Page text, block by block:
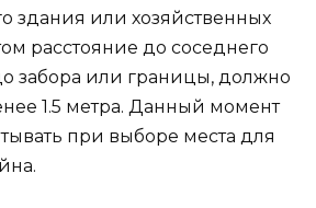
здания или хозяйственных
расстояние до соседнего
забора или границы, должно
1.5 метра. Данный момент
при выборе места для